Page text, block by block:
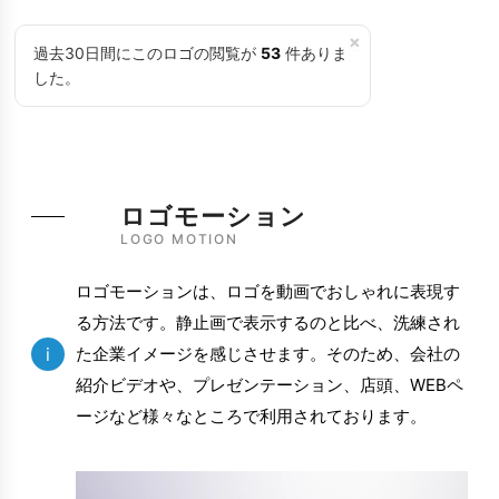
×
過去30日間にこのロゴの閲覧が 53 件ありま
した。
LOGO MOTION
ロゴモーション
i
ロゴモーションは、ロゴを動画でおしゃれに表現す
る方法です。静止画で表示するのと比べ、洗練され
た企業イメージを感じさせます。そのため、会社の
紹介ビデオや、プレゼンテーション、店頭、WEBペ
ージなど様々なところで利用されております。